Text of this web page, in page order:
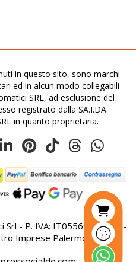
in questo sito, sono marchi
ed in alcun modo collegabili
SRL, ad esclusione del
registrato dalla SA.I.DA.
in quanto proprietaria.
Srl - P. IVA: IT05569410821 -
Imprese Palermo